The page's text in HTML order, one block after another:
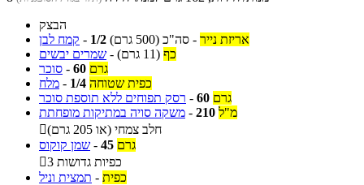
הבצק
קמח לבן - 1/2 אריזת נייר - סה"כ (500 גרם)
שמרים יבשים - כף (11 גרם)
סוכר - 60 גרם
מלח - 1/4 כפית שטוחה
רסק תפוחים ללא תוספת סוכר - 60 גרם
משקה סויה במתיקות מופחתת - 210 מ"ל

חלב צמחי (או 205 גרם)
שמן קוקוס - 45 גרם

3 כפיות גדושות
תמצית וניל - כפית